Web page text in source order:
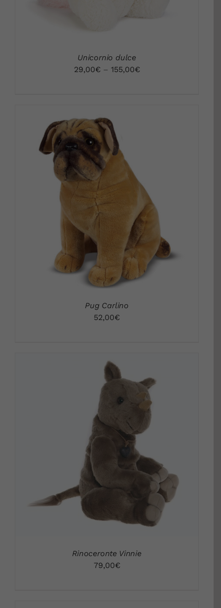
Unicornio dulce
29,00€– 155,00€
DETALLES
Pug Carlino
52,00€
DETALLES
Rinoceronte Vinnie
79,00€